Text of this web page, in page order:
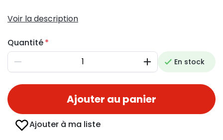
Voir la description
Quantité
Diminuer AugmenterEn stock
Ajouter au panier
Ajouter à ma liste